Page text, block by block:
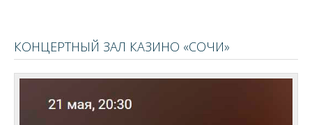
КОНЦЕРТНЫЙ ЗАЛ КАЗИНО «СОЧИ»